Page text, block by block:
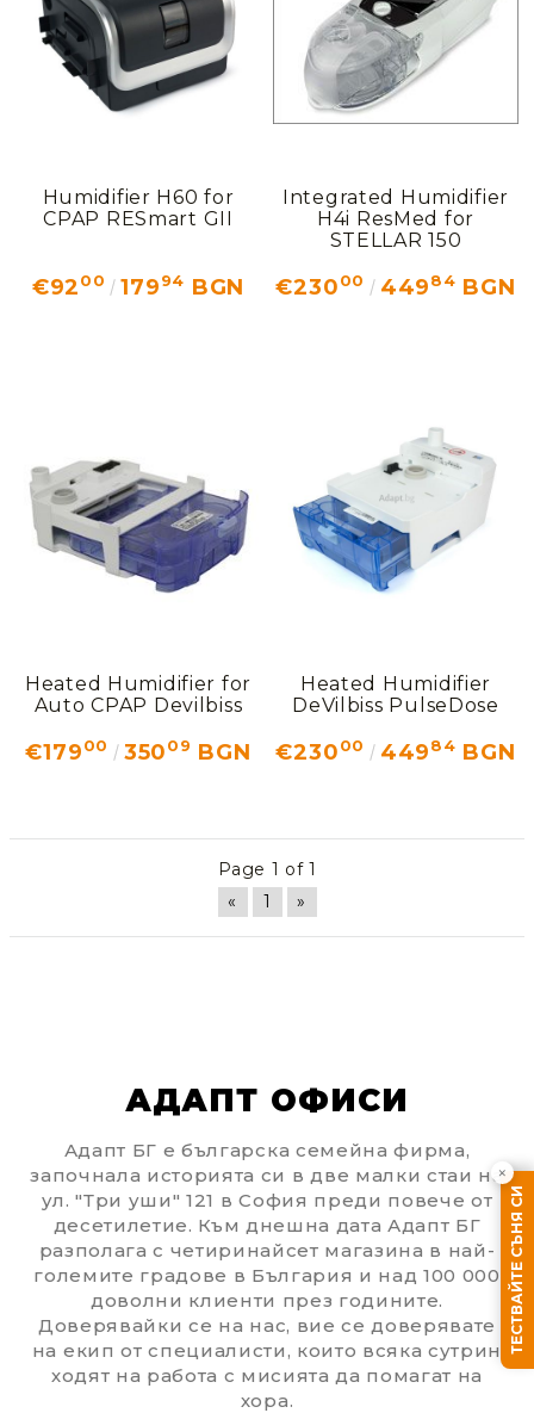
Humidifier H60 for
CPAP RESmart GII
€9200 17994 BGN
Integrated Humidifier
H4i ResMed for
STELLAR 150
€23000 44984 BGN
Heated Humidifier for
Auto CPAP Devilbiss
€17900 35009 BGN
Heated Humidifier
DeVilbiss PulseDose
€23000 44984 BGN
Page 1 of 1
«
1 »
АДАПТ ОФИСИ
Адапт БГ е българска семейна фирма,
започнала историята си в две малки стаи на
ул. "Три уши" 121 в София преди повече от
десетилетие. Към днешна дата Адапт БГ
разполага с четиринайсет магазина в най-
големите градове в България и над 100 000
доволни клиенти през годините.
Доверявайки се на нас, вие се доверявате
на екип от специалисти, които всяка сутрин
ходят на работа с мисията да помагат на
хора.
ТЕСТВАЙТЕ СЪНЯ СИ
×